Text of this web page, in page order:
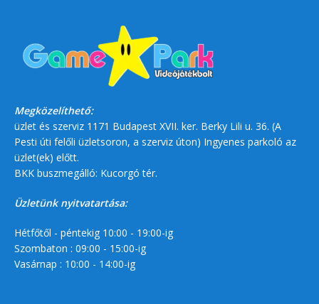
Megközelíthető:
üzlet és szerviz 1171 Budapest XVII. ker. Berky Lili u. 36. (A
Pesti úti felőli üzletsoron, a szerviz úton) Ingyenes parkoló az
üzlet(ek) előtt.
BKK buszmegálló: Kucorgó tér.
Üzletünk nyitvatartása:
Hétfőtől - péntekig 10:00 - 19:00-ig
Szombaton : 09:00 - 15:00-ig
Vasárnap : 10:00 - 14:00-ig